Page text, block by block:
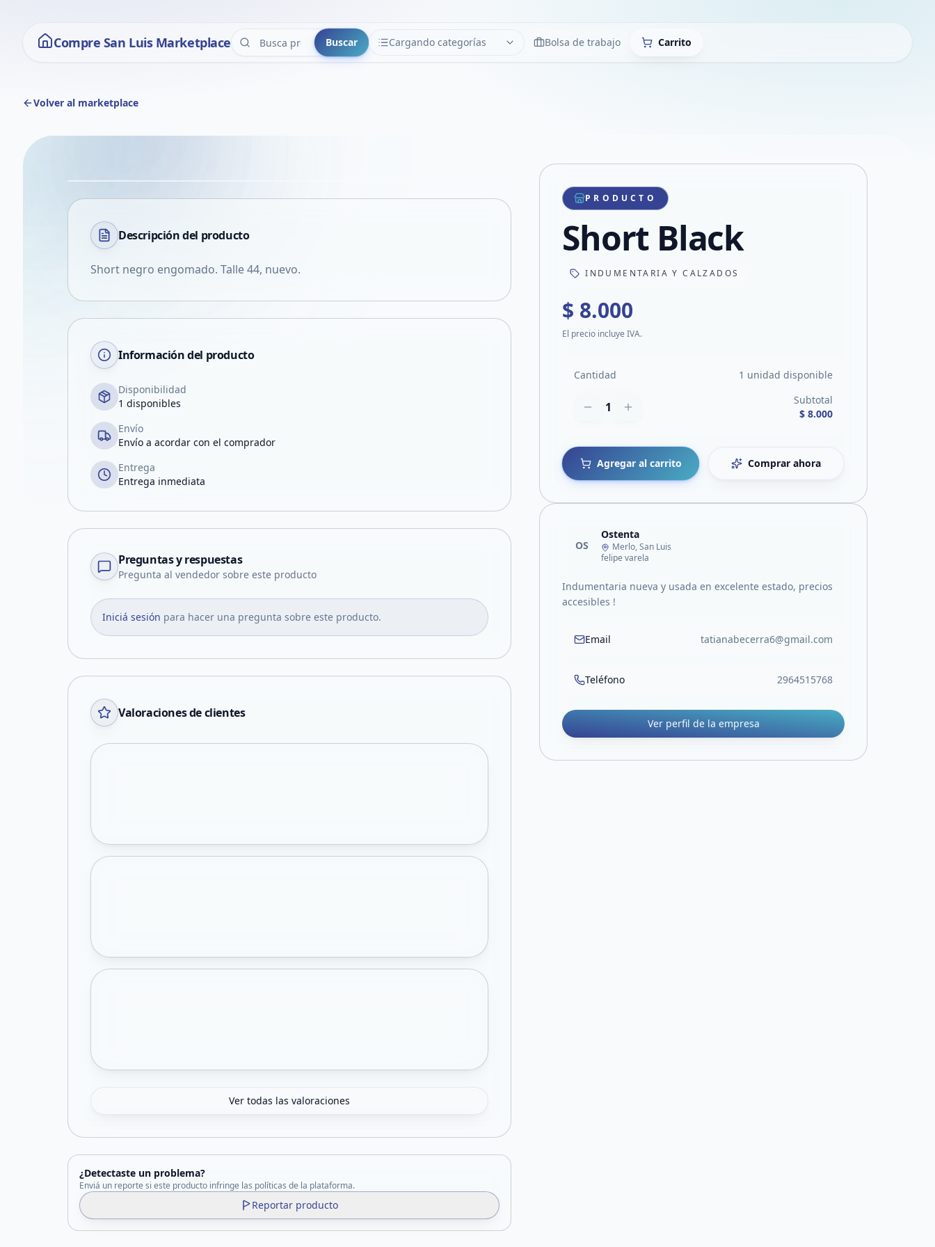
Compre San Luis Marketplace Buscar Cargando categorías
CATEGORÍAS LimpiarBolsa de trabajo Carrito
Volver al marketplace
VER EN PANTALLA COMPLETA
Compartir producto
Compartir por WhatsApp
Compartir por mail
Compartir en Facebook
Descripción del producto
Short negro engomado. Talle 44, nuevo.
Información del producto
Disponibilidad
1 disponibles
Envío
Envío a acordar con el comprador
Entrega
Entrega inmediata
Preguntas y respuestas
Pregunta al vendedor sobre este producto
Iniciá sesión para hacer una pregunta sobre este producto.
Valoraciones de clientes
Ver todas las valoraciones
¿Detectaste un problema?
Enviá un reporte si este producto infringe las políticas de la plataforma.
Reportar producto
PRODUCTO
Short Black
INDUMENTARIA Y CALZADOS
$ 8.000
El precio incluye IVA.
Cantidad 1 unidad disponible
1
Subtotal
$ 8.000
Agregar al carrito Comprar ahora
OS
Ostenta
Merlo, San Luis
felipe varela
Indumentaria nueva y usada en excelente estado, precios
accesibles !
Email tatianabecerra6@gmail.com
Teléfono 2964515768
Ver perfil de la empresa